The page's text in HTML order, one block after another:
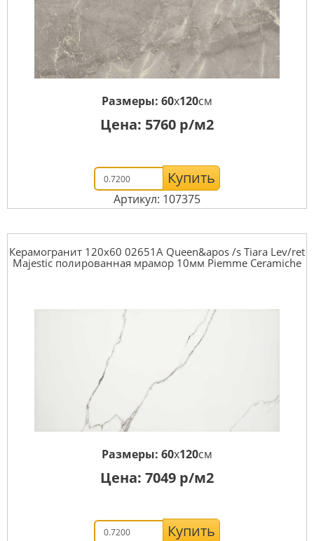
Размеры: 60x120см
Цена: 5760 р/м2
Купить
Артикул: 107375
Керамогранит 120x60 02651A Queen&apos /s Tiara Lev/ret
Majestic полированная мрамор 10мм Piemme Ceramiche
Размеры: 60x120см
Цена: 7049 р/м2
Купить